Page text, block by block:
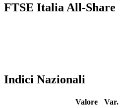
FTSE Italia All-Share
Indici Nazionali
Valore
Var.